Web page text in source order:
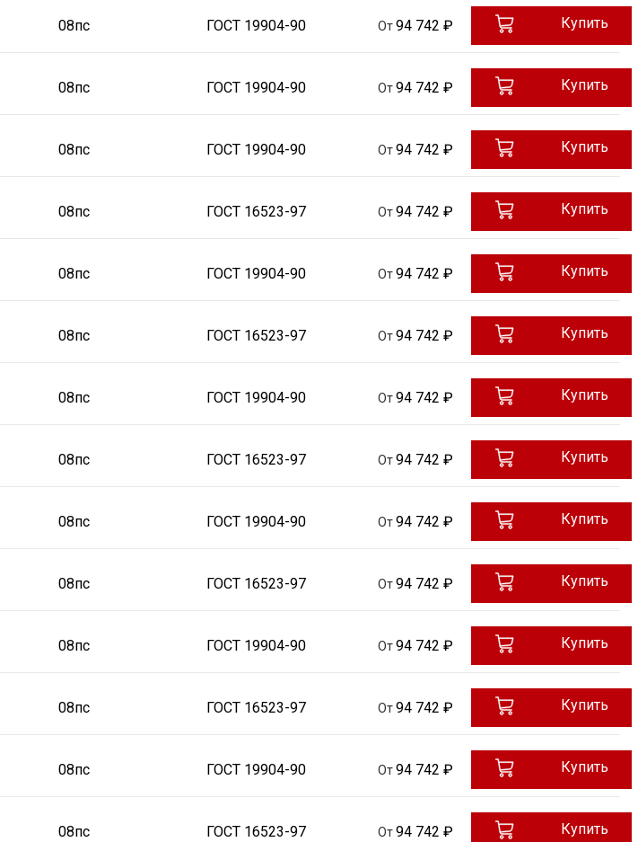
08пс ГОСТ 19904-90 От94 742 ₽ Купить
08пс ГОСТ 19904-90 От94 742 ₽ Купить
08пс ГОСТ 19904-90 От94 742 ₽ Купить
08пс ГОСТ 16523-97 От94 742 ₽ Купить
08пс ГОСТ 19904-90 От94 742 ₽ Купить
08пс ГОСТ 16523-97 От94 742 ₽ Купить
08пс ГОСТ 19904-90 От94 742 ₽ Купить
08пс ГОСТ 16523-97 От94 742 ₽ Купить
08пс ГОСТ 19904-90 От94 742 ₽ Купить
08пс ГОСТ 16523-97 От94 742 ₽ Купить
08пс ГОСТ 19904-90 От94 742 ₽ Купить
08пс ГОСТ 16523-97 От94 742 ₽ Купить
08пс ГОСТ 19904-90 От94 742 ₽ Купить
08пс ГОСТ 16523-97 От94 742 ₽ Купить